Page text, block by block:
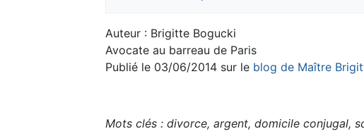
Auteur : Brigitte Bogucki
Avocate au barreau de Paris
Publié le 03/06/2014 sur le blog de Maître
Mots clés : divorce, argent, domicile conjugal,